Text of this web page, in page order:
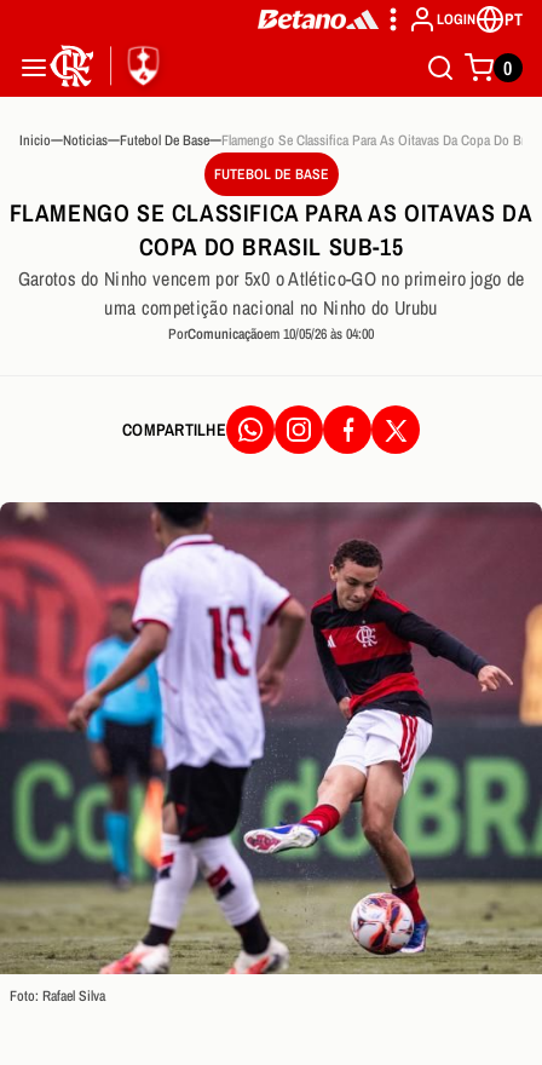
LOGIN PT
0
Inicio Noticias
Futebol De Base
FUTEBOL DE BASE
FLAMENGO SE CLASSIFICA PARA AS OITAVAS DA
COPA DO BRASIL SUB-15
Garotos do Ninho vencem por 5x0 o Atlético-GO no primeiro jogo de
uma competição nacional no Ninho do Urubu
PorComunicaçãoem 10/05/26 às 04:00
COMPARTILHE
Foto: Rafael Silva